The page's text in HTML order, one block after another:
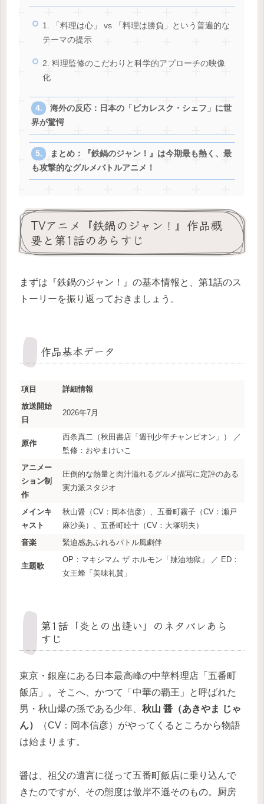
1. 「料理は心」 vs 「料理は勝負」という普遍的な
テーマの提示
2. 料理監修のこだわりと科学的アプローチの映像
化
海外の反応：日本の「ピカレスク・シェフ」に世
界が驚愕
まとめ：『鉄鍋のジャン！』は今期最も熱く、最
も攻撃的なグルメバトルアニメ！
TVアニメ『鉄鍋のジャン！』作品概
要と第1話のあらすじ
まずは『鉄鍋のジャン！』の基本情報と、第1話のス
トーリーを振り返っておきましょう。
作品基本データ
項目
詳細情報
放送開始
日
2026年7月
原作
西条真二（秋田書店「週刊少年チャンピオン」） ／
監修：おやまけいこ
アニメー
ション制
作
圧倒的な熱量と肉汁溢れるグルメ描写に定評のある
実力派スタジオ
メインキ
ャスト
秋山醤（CV：岡本信彦）、五番町霧子（CV：瀬戸
麻沙美）、五番町睦十（CV：大塚明夫）
音楽
緊迫感あふれるバトル風劇伴
主題歌
OP：マキシマム ザ ホルモン「辣油地獄」 ／ ED：
女王蜂「美味礼賛」
第1話「炎との出逢い」のネタバレあら
すじ
東京・銀座にある日本最高峰の中華料理店「五番町
飯店」。そこへ、かつて「中華の覇王」と呼ばれた
男・秋山爆の孫である少年、 秋山 醤（あきやま じゃ
ん）
（CV：岡本信彦）がやってくるところから物語
は始まります。
醤は、祖父の遺言に従って五番町飯店に乗り込んで
きたのですが、その態度は傲岸不遜そのもの。厨房